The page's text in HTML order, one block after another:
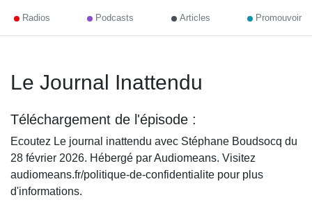
Radios Podcasts Articles Promouvoir
Le Journal Inattendu
Téléchargement de l'épisode :
Ecoutez Le journal inattendu avec Stéphane Boudsocq du
28 février 2026. Hébergé par Audiomeans. Visitez
audiomeans.fr/politique-de-confidentialite pour plus
d'informations.